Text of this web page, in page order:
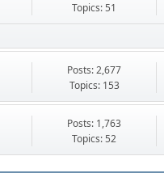
Topics: 51
Posts: 2,677
Topics: 153
Posts: 1,763
Topics: 52